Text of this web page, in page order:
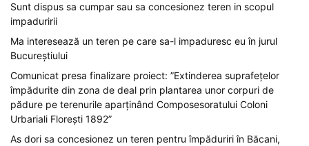
Sunt dispus sa cumpar sau sa concesionez teren in scopul
impaduririi
Ma interesează un teren pe care sa-l impaduresc eu în jurul
Bucureștiului
Comunicat presa finalizare proiect: ”Extinderea suprafețelor
împădurite din zona de deal prin plantarea unor corpuri de
pădure pe terenurile aparținând Composesoratului Coloni
Urbariali Florești 1892”
As dori sa concesionez un teren pentru împăduriri în Băcani,